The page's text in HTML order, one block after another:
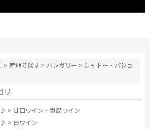
> 産地で探す > ハンガリー > シャトー・パジョ
リ
> 甘口ワイン・貴腐ワイン
> 白ワイン